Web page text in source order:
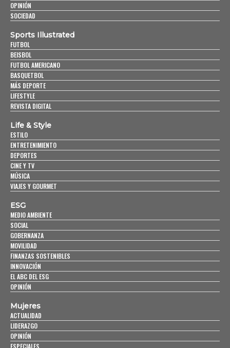
OPINIÓN
SOCIEDAD
Sports Illustrated
FUTBOL
BEISBOL
FUTBOL AMERICANO
BASQUETBOL
MÁS DEPORTE
LIFESTYLE
REVISTA DIGITAL
Life & Style
ESTILO
ENTRETENIMIENTO
DEPORTES
CINE Y TV
MÚSICA
VIAJES Y GOURMET
ESG
MEDIO AMBIENTE
SOCIAL
GOBERNANZA
MOVILIDAD
FINANZAS SOSTENIBLES
INNOVACIÓN
EL ABC DEL ESG
OPINIÓN
Mujeres
ACTUALIDAD
LIDERAZGO
OPINIÓN
ESPECIALES